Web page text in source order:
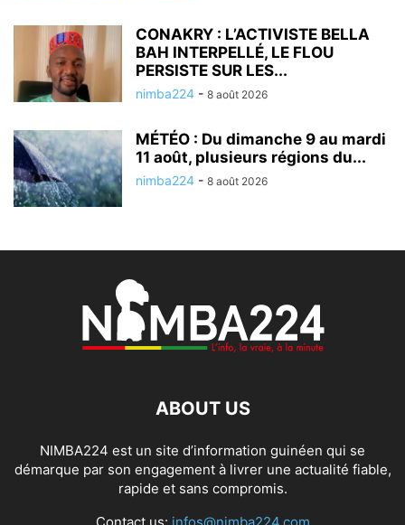
CONAKRY : L’ACTIVISTE BELLA
BAH INTERPELLÉ, LE FLOU
PERSISTE SUR LES...
nimba224 - 8 août 2026
MÉTÉO : Du dimanche 9 au mardi
11 août, plusieurs régions du...
nimba224 - 8 août 2026
ABOUT US
NIMBA224 est un site d’information guinéen qui se
démarque par son engagement à livrer une actualité fiable,
rapide et sans compromis.